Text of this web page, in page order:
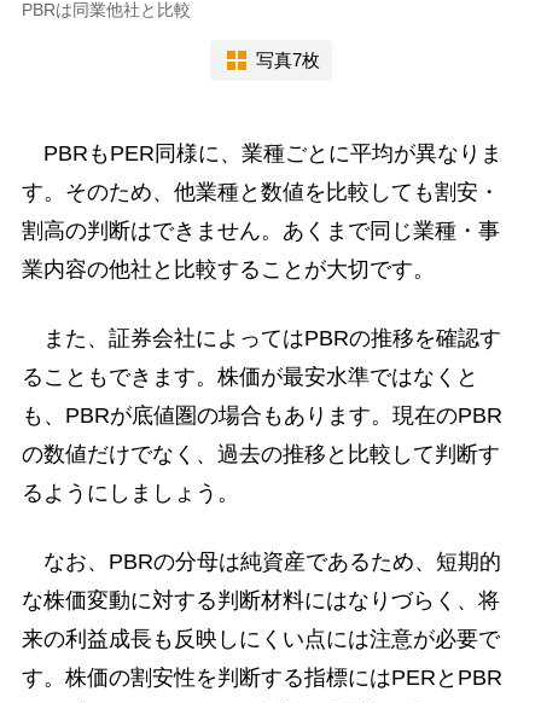
PBRは同業他社と比較
写真7枚
PBRもPER同様に、業種ごとに平均が異なりま
す。そのため、他業種と数値を比較しても割安・
割高の判断はできません。あくまで同じ業種・事
業内容の他社と比較することが大切です。
また、証券会社によってはPBRの推移を確認す
ることもできます。株価が最安水準ではなくと
も、PBRが底値圏の場合もあります。現在のPBR
の数値だけでなく、過去の推移と比較して判断す
るようにしましょう。
なお、PBRの分母は純資産であるため、短期的
な株価変動に対する判断材料にはなりづらく、将
来の利益成長も反映しにくい点には注意が必要で
す。株価の割安性を判断する指標にはPERとPBR